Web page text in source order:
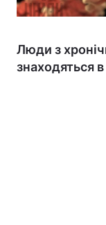
Люди з
знаходяться